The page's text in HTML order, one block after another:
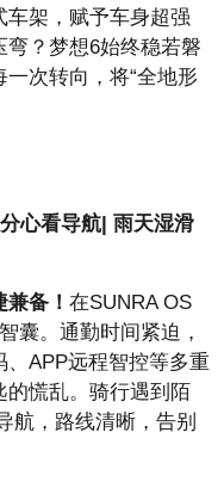
架，赋予车身超强
？梦想6始终稳若磐
次转向，将“全地形
心看导航| 雨天湿滑
备！ 在SUNRA OS
囊。通勤时间紧迫，
APP远程智控等多重
的慌乱。骑行遇到陌
航，路线清晰，告别